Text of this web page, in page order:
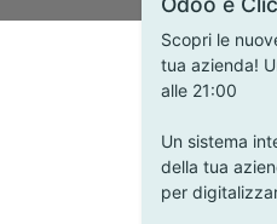
Scopri le
tua azienda!
alle 21:00
Un sistema
della tua
per